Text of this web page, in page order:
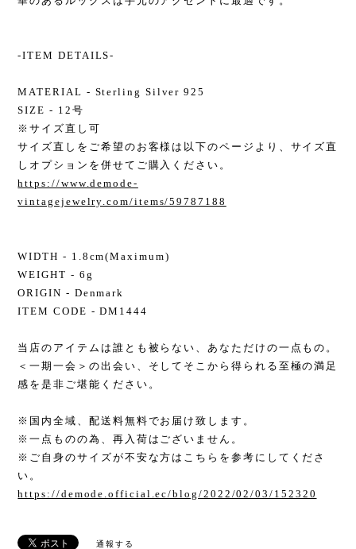
-ITEM DETAILS-
MATERIAL - Sterling Silver 925
SIZE - 12号
※サイズ直し可
サイズ直しをご希望のお客様は以下のページより、サイズ直
しオプションを併せてご購入ください。
https://www.demode-
vintagejewelry.com/items/59787188
WIDTH - 1.8cm(Maximum)
WEIGHT - 6g
ORIGIN - Denmark
ITEM CODE - DM1444
当店のアイテムは誰とも被らない、あなただけの一点もの。
＜一期一会＞の出会い、そしてそこから得られる至極の満足
感を是非ご堪能ください。
※国内全域、配送料無料でお届け致します。
※一点ものの為、再入荷はございません。
※ご自身のサイズが不安な方はこちらを参考にしてくださ
い。
https://demode.official.ec/blog/2022/02/03/152320
通報する